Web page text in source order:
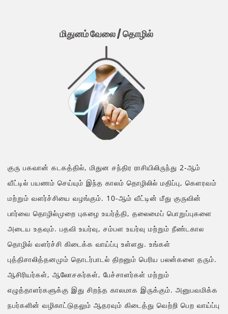
மிதுனம் வேலை / தொழில்
குரு பகவான் கடகத்தில், மிதுன சந்திர ராசியிலிருந்து 2-ஆம்
வீட்டில் பயணம் செய்யும் இந்த காலம் தொழிலில் மதிப்பு, கௌரவம்
மற்றும் வளர்ச்சியை வழங்கும். 10-ஆம் வீட்டின் மீது குருவின்
பார்வை தொழில்முறை புகழை உயர்த்தி, தலைமைப் பொறுப்புகளை
அடைய உதவும். பதவி உயர்வு, சம்பள உயர்வு மற்றும் நீண்டகால
தொழில் வளர்ச்சி கிடைக்க வாய்ப்பு உள்ளது. உங்கள்
புத்திசாலித்தனமும் தொடர்பாடல் திறனும் பெரிய பலன்களை தரும்.
ஆசிரியர்கள், ஆலோசகர்கள், பேச்சாளர்கள் மற்றும்
எழுத்தாளர்களுக்கு இது சிறந்த காலமாக இருக்கும். அனுபவமிக்க
நபர்களின் வழிகாட்டுதலும் ஆதரவும் கிடைத்து வெற்றி பெற வாய்ப்பு